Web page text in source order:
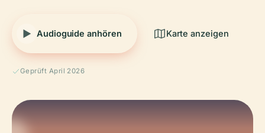
Audioguide anhören Karte anzeigen
Geprüft April 2026